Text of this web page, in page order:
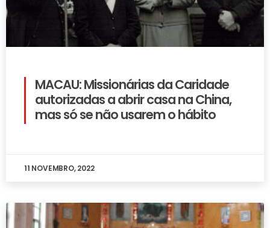
MACAU: Missionárias da Caridade
autorizadas a abrir casa na China,
mas só se não usarem o hábito
11 NOVEMBRO, 2022